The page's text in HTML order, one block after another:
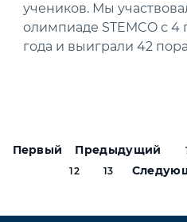
учеников. Мы
олимпиаде STEMCO с 4
года и выиграли 42
Первый Предыдущий
12
13